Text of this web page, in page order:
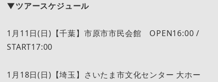
▼ツアースケジュール
1月11日(日)【千葉】市原市市民会館 OPEN16:00 /
START17:00
1月18日(日)【埼玉】さいたま市文化センター 大ホー